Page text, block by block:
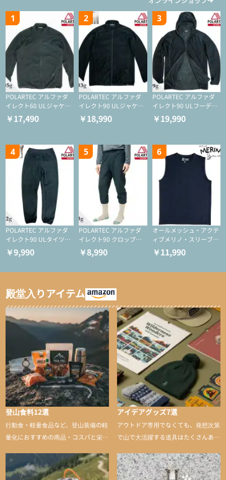
1
POLARTEC アルファダ
イレクト60 ULジャケッ
ト（登山/ミドルレイヤ
ー/化繊ジャケット）
￥17,490
2
POLARTEC アルファダ
イレクト90 ULジャケッ
ト（アクティブインサレ
ーション/ミドルレイヤ
￥18,990
3
POLARTEC アルファダ
イレクト90 ULフーディ
（アクティブインサレー
ション/ミドルレイヤー/
￥19,990
4
POLARTEC アルファダ
イレクト90 ULタイツ
（アクティブインサレー
ション/テント泊用パジ
￥9,990
5
POLARTEC アルファダ
イレクト90 クロップド
ULタイツ（アクティブ
インサレーション/テン
￥8,990
6
オールメッシュ・アクテ
ィブメリノ・スリーブレ
ス
￥11,990
殿堂入りアイテム
登山食料12選
行動食・軽量食品など、登山装備の軽
量化におすすめの商品・コスパと栄養
アイデアグッズ7選
アウトドア専用でなくても、発想次第
で山で大活躍する道具はたくさんあり
山に持ち込むと快適性や安心感をグッ
と引き上げてくれる――そんな意外性